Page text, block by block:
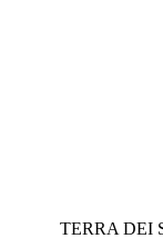
TERRA DEI